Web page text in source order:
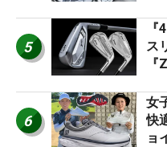
5
ス
6
女
快
ョ